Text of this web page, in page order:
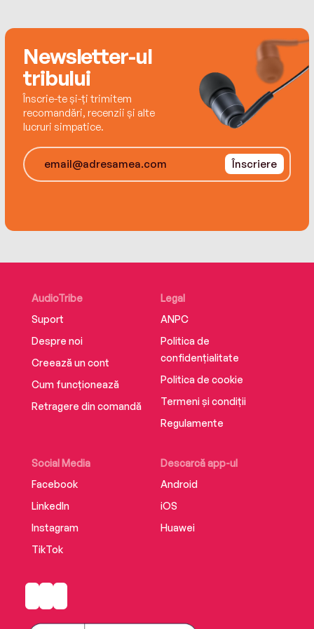
(NY).
Newsletter-ul
tribului
Înscrie-te și-ți trimitem
recomandări, recenzii și alte
lucruri simpatice.
Înscriere
AudioTribe
Suport
Despre noi
Creează un cont
Cum funcționează
Retragere din comandă
Social Media
Facebook
LinkedIn
Instagram
TikTok
Descarcă app-ul
Android
iOS
Huawei
Legal
ANPC
Politica de
confidențialitate
Politica de cookie
Termeni și condiții
Regulamente